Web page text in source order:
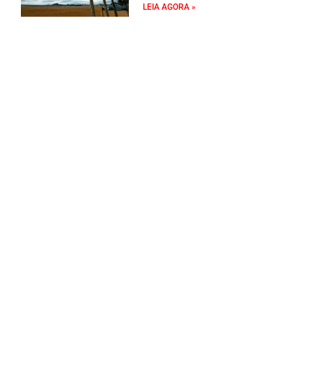
LEIA AGORA »